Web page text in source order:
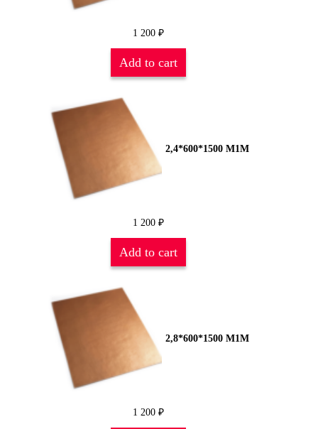
1 200 ₽
Add to cart
2,4*600*1500 М1М
1 200 ₽
Add to cart
2,8*600*1500 М1М
1 200 ₽